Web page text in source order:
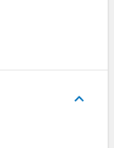
keyboard_arrow_up